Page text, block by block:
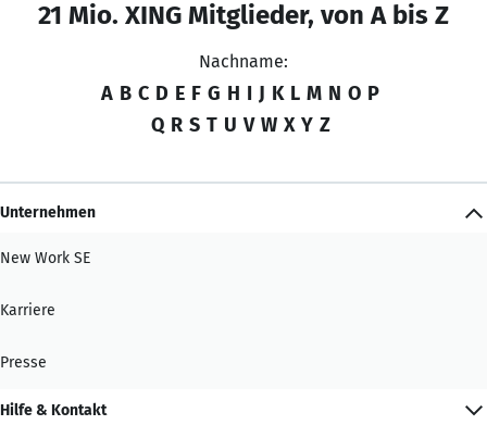
21 Mio. XING Mitglieder, von A bis Z
Nachname:
A B C D E F G H I J K L M N O P
Q R S T U V W X Y Z
Unternehmen
New Work SE
Karriere
Presse
Hilfe & Kontakt